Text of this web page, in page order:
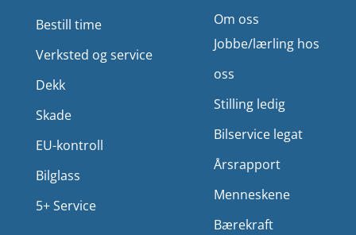
Bestill time
Verksted og service
Dekk
Skade
EU-kontroll
Bilglass
5+ Service
Om oss
Jobbe/lærling hos
oss
Stilling ledig
Bilservice legat
Årsrapport
Menneskene
Bærekraft